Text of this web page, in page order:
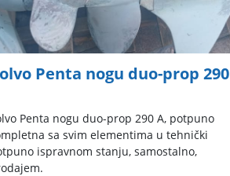
Penta nogu duo-prop 290
Penta nogu duo-prop 290 A, potpuno
sa svim elementima u tehnički
ispravnom stanju, samostalno,